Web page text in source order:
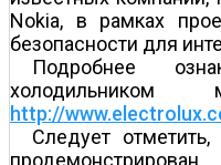
Nokia, в рамках
безопасности для
Подробнее
http://
Следует